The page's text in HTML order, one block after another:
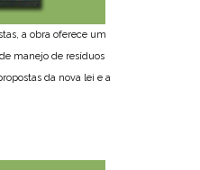
a obra oferece um
manejo de resíduos
da nova lei e a